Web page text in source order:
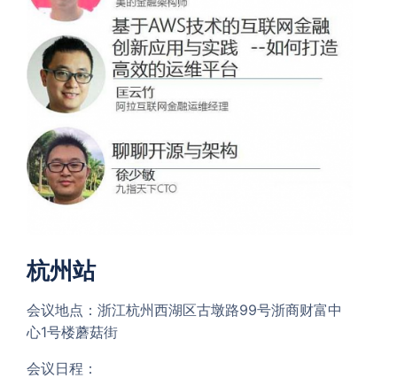
杭州站
会议地点：浙江杭州西湖区古墩路99号浙商财富中
心1号楼蘑菇街
会议日程：